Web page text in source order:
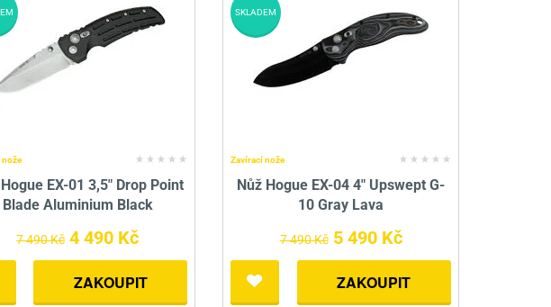
nože
EX-01 3,5" Drop Point
Blade Aluminium Black
7 490 Kč 4 490 Kč
ZAKOUPIT
Zavírací nože
Nůž Hogue EX-04 4" Upswept G-
10 Gray Lava
7 490 Kč 5 490 Kč
ZAKOUPIT
SKLADEM